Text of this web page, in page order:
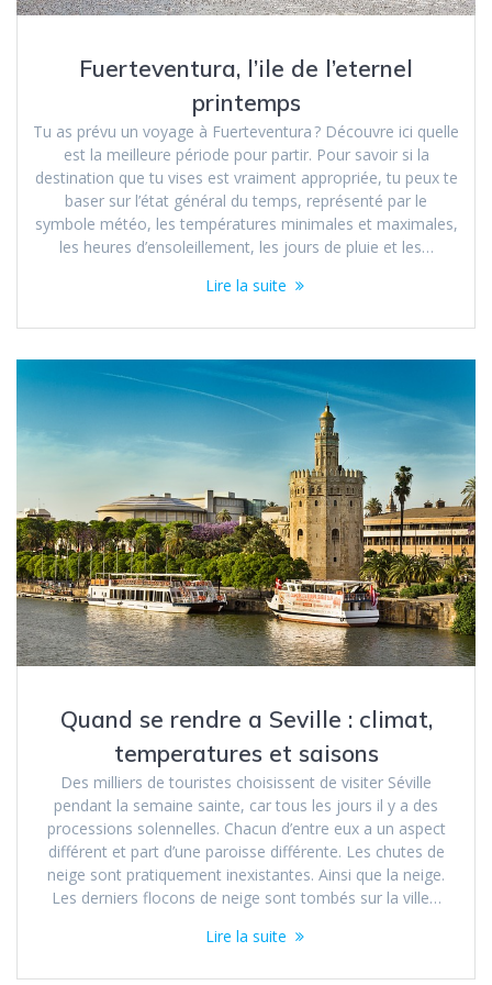
Fuerteventura, l’ile de l’eternel
printemps
Tu as prévu un voyage à Fuerteventura ? Découvre ici quelle
est la meilleure période pour partir. Pour savoir si la
destination que tu vises est vraiment appropriée, tu peux te
baser sur l’état général du temps, représenté par le
symbole météo, les températures minimales et maximales,
les heures d’ensoleillement, les jours de pluie et les…
Lire la suite
Quand se rendre a Seville : climat,
temperatures et saisons
Des milliers de touristes choisissent de visiter Séville
pendant la semaine sainte, car tous les jours il y a des
processions solennelles. Chacun d’entre eux a un aspect
différent et part d’une paroisse différente. Les chutes de
neige sont pratiquement inexistantes. Ainsi que la neige.
Les derniers flocons de neige sont tombés sur la ville…
Lire la suite